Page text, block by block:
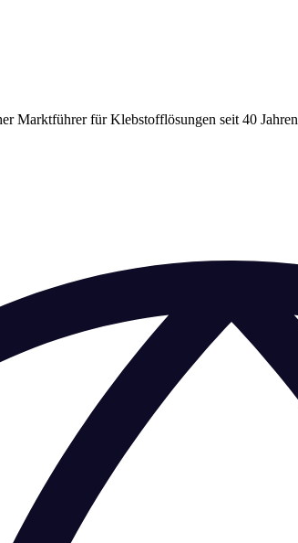
Marktführer für Klebstofflösungen seit 40 Jahren